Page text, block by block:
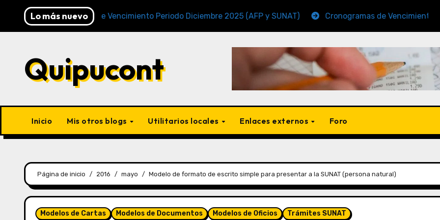
Lo más nuevo
Cronogramas de Vencimiento Periodo Diciembre 2025 (AFP y SUNAT) Cronogramas de Vencimiento Periodo
Quipucont
Inicio Mis otros blogs Utilitarios locales Enlaces externos Foro
Página de inicio 2016 mayo Modelo de formato de escrito simple para presentar a la SUNAT (persona natural)
Modelos de Cartas Modelos de Documentos Modelos de Oficios Trámites SUNAT